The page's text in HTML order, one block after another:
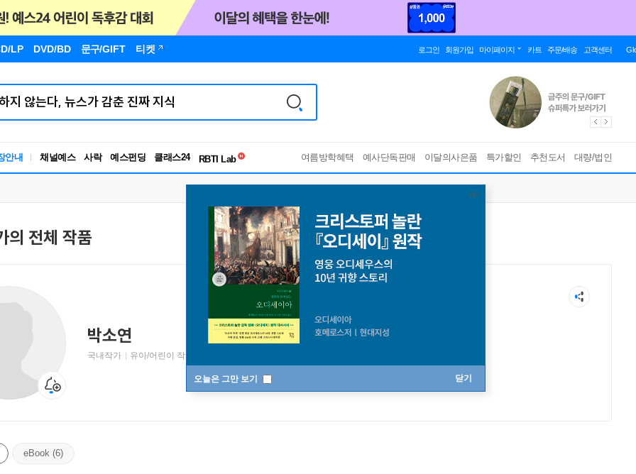
LP DVD/BD 문구/GIFT 티켓 로그인 회원가입 마이페이지 카트 주문/배송 고객센터
안내 채널예스 사락 예스펀딩 클래스24
RBTI Lab
독서유형검사
여름방학혜택 예사단독판매 이달의사은품 특가할인 추천도서 대량/법인
오늘은 그만 보기 닫기
의 전체 작품
박소연
국내작가 유아/어린이 작가
eBook (6)